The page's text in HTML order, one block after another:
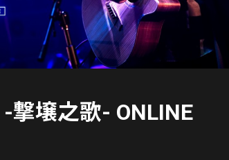
撃壌之歌- ONLINE